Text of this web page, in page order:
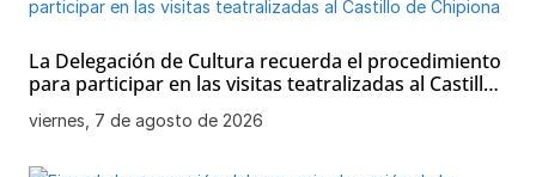
La Delegación de Cultura recuerda el procedimiento
para participar en las visitas teatralizadas al Castillo
de Chipiona
viernes, 7 de agosto de 2026